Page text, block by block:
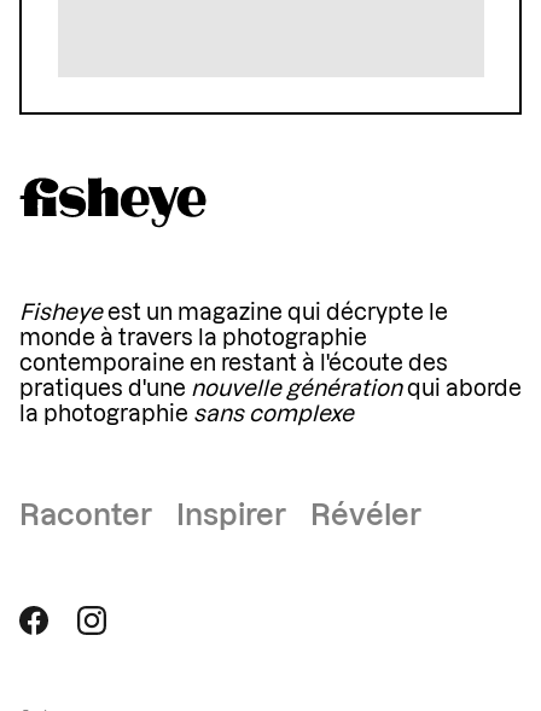
Fisheyeest un magazine qui décrypte le
monde à travers la photographie
contemporaine en restant à l'écoute des
pratiques d'une nouvelle générationqui aborde
la photographie sans complexe
Raconter Inspirer Révéler